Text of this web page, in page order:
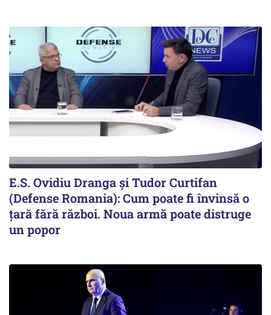
E.S. Ovidiu Dranga și Tudor Curtifan
(Defense Romania): Cum poate fi învinsă o
țară fără război. Noua armă poate distruge
un popor